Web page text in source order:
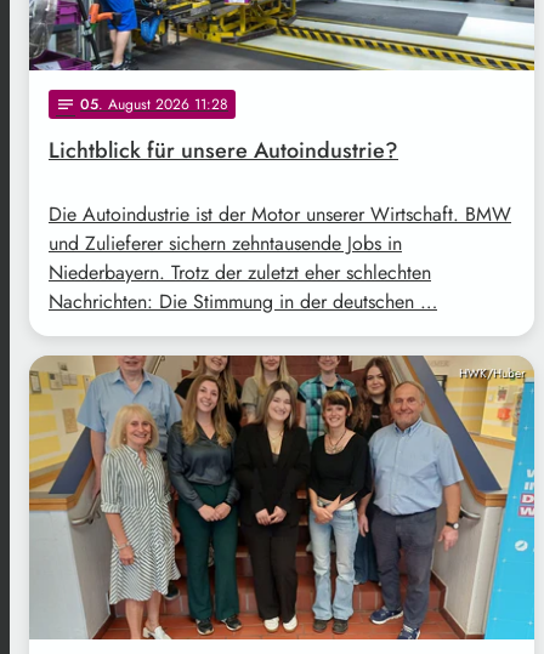
notes 05. August 2026 11:28
Lichtblick für unsere Autoindustrie?
Die Autoindustrie ist der Motor unserer Wirtschaft. BMW
und Zulieferer sichern zehntausende Jobs in
Niederbayern. Trotz der zuletzt eher schlechten
Nachrichten: Die Stimmung in der deutschen …
HWK/Huber